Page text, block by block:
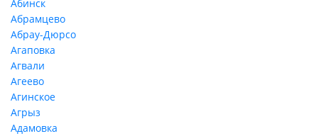
Абинск
Абрамцево
Абрау-Дюрсо
Агаповка
Агвали
Агеево
Агинское
Агрыз
Адамовка